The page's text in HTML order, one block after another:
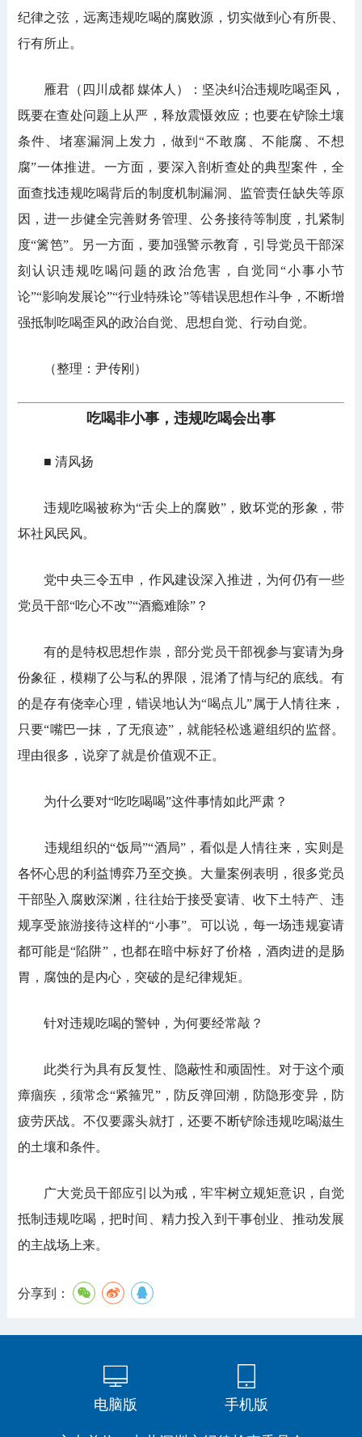
纪律之弦，远离违规吃喝的腐败源，切实做到心有所畏、
行有所止。
雁君（四川成都 媒体人）：坚决纠治违规吃喝歪风，
既要在查处问题上从严，释放震慑效应；也要在铲除土壤
条件、堵塞漏洞上发力，做到“不敢腐、不能腐、不想
腐”一体推进。一方面，要深入剖析查处的典型案件，全
面查找违规吃喝背后的制度机制漏洞、监管责任缺失等原
因，进一步健全完善财务管理、公务接待等制度，扎紧制
度“篱笆”。另一方面，要加强警示教育，引导党员干部深
刻认识违规吃喝问题的政治危害，自觉同“小事小节
论”“影响发展论”“行业特殊论”等错误思想作斗争，不断增
强抵制吃喝歪风的政治自觉、思想自觉、行动自觉。
（整理：尹传刚）
吃喝非小事，违规吃喝会出事
■ 清风扬
违规吃喝被称为“舌尖上的腐败”，败坏党的形象，带
坏社风民风。
党中央三令五申，作风建设深入推进，为何仍有一些
党员干部“吃心不改”“酒瘾难除”？
有的是特权思想作祟，部分党员干部视参与宴请为身
份象征，模糊了公与私的界限，混淆了情与纪的底线。有
的是存有侥幸心理，错误地认为“喝点儿”属于人情往来，
只要“嘴巴一抹，了无痕迹”，就能轻松逃避组织的监督。
理由很多，说穿了就是价值观不正。
为什么要对“吃吃喝喝”这件事情如此严肃？
违规组织的“饭局”“酒局”，看似是人情往来，实则是
各怀心思的利益博弈乃至交换。大量案例表明，很多党员
干部坠入腐败深渊，往往始于接受宴请、收下土特产、违
规享受旅游接待这样的“小事”。可以说，每一场违规宴请
都可能是“陷阱”，也都在暗中标好了价格，酒肉进的是肠
胃，腐蚀的是内心，突破的是纪律规矩。
针对违规吃喝的警钟，为何要经常敲？
此类行为具有反复性、隐蔽性和顽固性。对于这个顽
瘴痼疾，须常念“紧箍咒”，防反弹回潮，防隐形变异，防
疲劳厌战。不仅要露头就打，还要不断铲除违规吃喝滋生
的土壤和条件。
广大党员干部应引以为戒，牢牢树立规矩意识，自觉
抵制违规吃喝，把时间、精力投入到干事创业、推动发展
的主战场上来。
分享到：
电脑版 手机版